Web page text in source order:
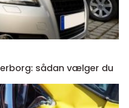
sådan vælger du